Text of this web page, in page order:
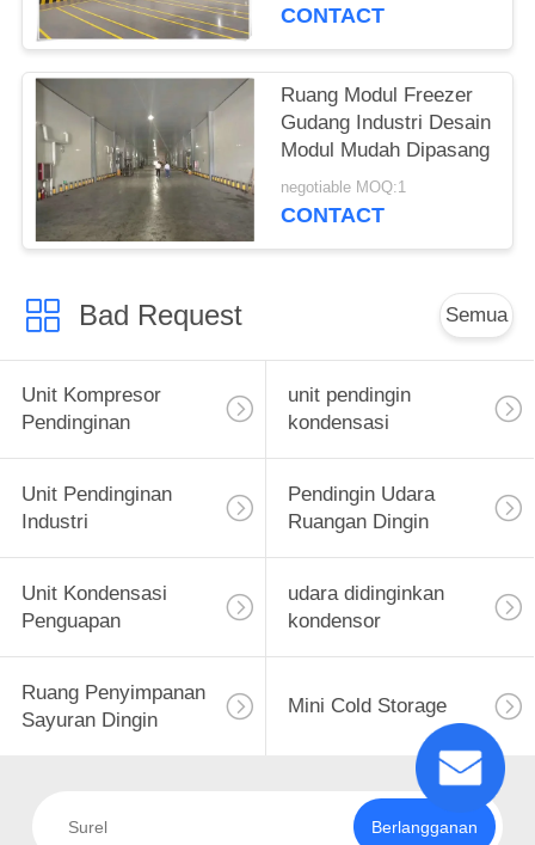
CONTACT
Ruang Modul Freezer
Gudang Industri Desain
Modul Mudah Dipasang
negotiable MOQ:1
CONTACT
Bad Request Semua
Unit Kompresor
Pendinginan
unit pendingin
kondensasi
Unit Pendinginan
Industri
Pendingin Udara
Ruangan Dingin
Unit Kondensasi
Penguapan
udara didinginkan
kondensor
Ruang Penyimpanan
Sayuran Dingin
Mini Cold Storage
Berlangganan